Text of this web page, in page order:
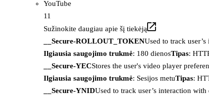
YouTube
11
Sužinokite daugiau apie šį tiekėją
__Secure-ROLLOUT_TOKENUsed to track
Ilgiausia saugojimo trukmė: 180 dienosTipas:
__Secure-YECStores the user's video player
Ilgiausia saugojimo trukmė: Sesijos metuTipas:
__Secure-YNIDUsed to track user’s interaction with